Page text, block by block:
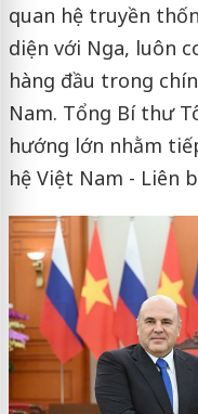
quan hệ truyền
diện với Nga, luôn
hàng đầu trong
Nam. Tổng Bí thư
hướng lớn nhằm
hệ Việt Nam - Liên